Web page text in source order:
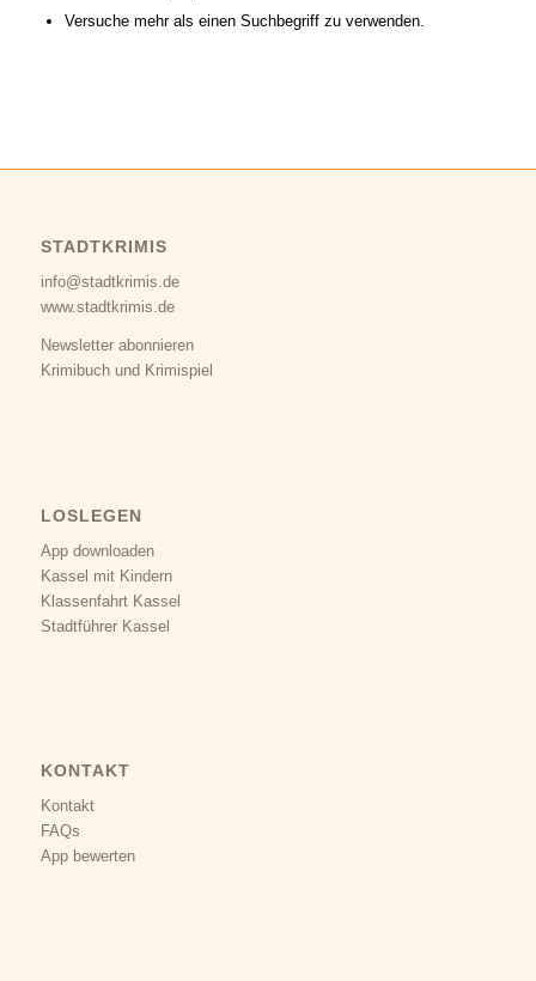
Versuche mehr als einen Suchbegriff zu verwenden.
STADTKRIMIS
info@stadtkrimis.de
www.stadtkrimis.de
Newsletter abonnieren
Krimibuch und Krimispiel
LOSLEGEN
App downloaden
Kassel mit Kindern
Klassenfahrt Kassel
Stadtführer Kassel
KONTAKT
Kontakt
FAQs
App bewerten